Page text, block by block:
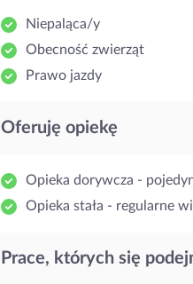
Niepaląca/y
Obecność zwierząt
Prawo jazdy
Oferuję opiekę
Opieka dorywcza -
Opieka stała - regularne
Prace, których się